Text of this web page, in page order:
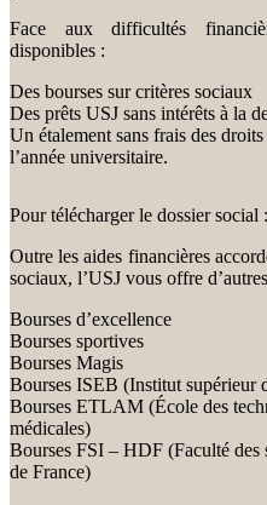
Face aux difficultés
disponibles :
Des bourses sur critères sociaux
Des prêts USJ sans intérêts à la
Un étalement sans frais des
l’année universitaire.
Pour télécharger le dossier social :
Outre les aides financières
sociaux, l’USJ vous offre
Bourses d’excellence
Bourses sportives
Bourses Magis
Bourses ISEB (Institut supérieur
Bourses ETLAM (École des
médicales)
Bourses FSI – HDF (Faculté
de France)